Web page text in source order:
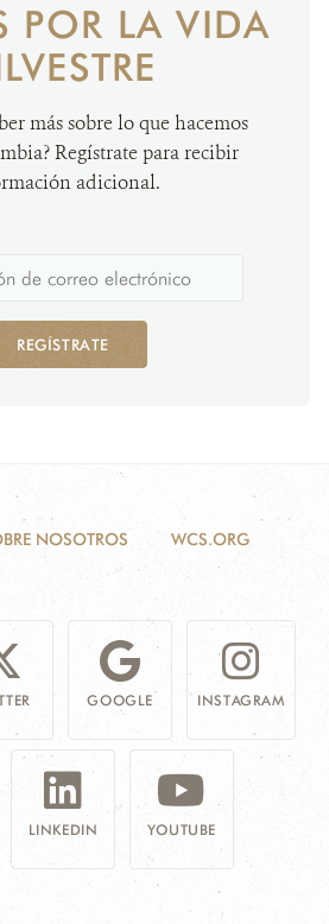
POR LA VIDA
más sobre lo que hacemos
Regístrate para recibir
adicional.
REGÍSTRATE
NOSOTROS WCS.ORG
GOOGLE INSTAGRAM
LINKEDIN YOUTUBE